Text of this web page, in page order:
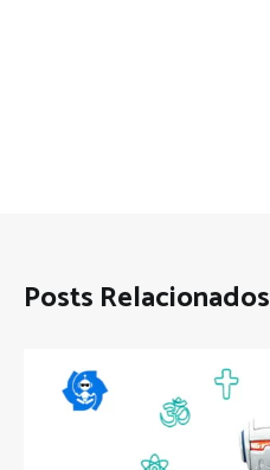
Posts Relacionados